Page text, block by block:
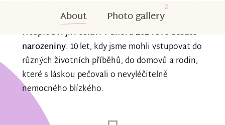
About Photo gallery
2
Hospic Sv. Jiří oslaví v únoru 2024 své desáté
narozeniny. 10 let, kdy jsme mohli vstupovat do
různých životních příběhů, do domovů a rodin,
které s láskou pečovali o nevyléčitelně
nemocného blízkého.